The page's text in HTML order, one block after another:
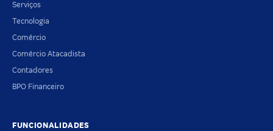
Serviços
Tecnologia
Comércio
Comércio Atacadista
Contadores
BPO Financeiro
FUNCIONALIDADES